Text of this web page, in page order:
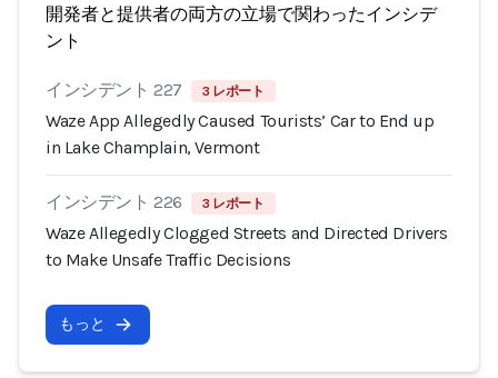
開発者と提供者の両方の立場で関わったインシデ
ント
インシデント 227 3 レポート
Waze App Allegedly Caused Tourists’ Car to End up
in Lake Champlain, Vermont
インシデント 226 3 レポート
Waze Allegedly Clogged Streets and Directed Drivers
to Make Unsafe Traffic Decisions
もっと